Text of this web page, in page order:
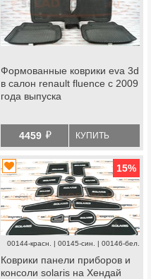
Формованные коврики eva 3d
в салон renault fluence с 2009
года выпуска
4459 й КУПИТЬ
15%
00144-красн. | 00145-син. | 00146-бел.
Коврики панели приборов и
консоли solaris на Хендай